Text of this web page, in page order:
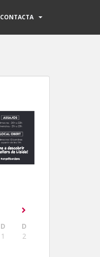
CONTACTA
D
D
1
2